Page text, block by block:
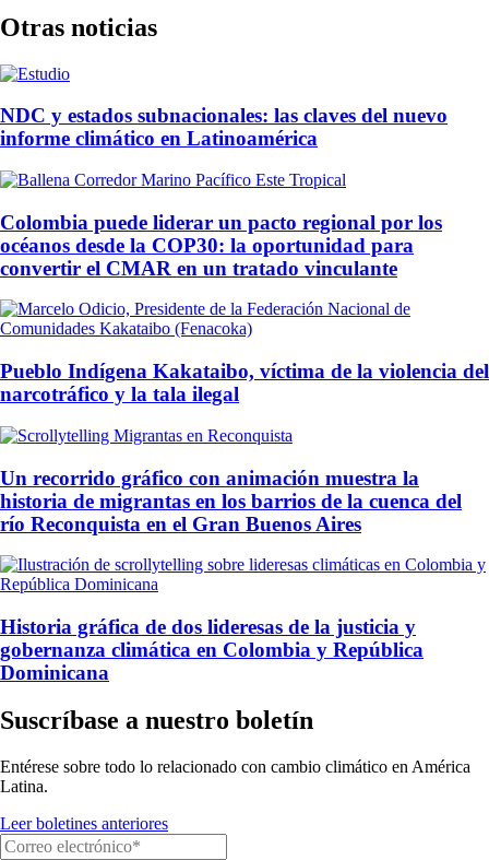
Otras noticias
NDC y estados subnacionales: las claves del nuevo
informe climático en Latinoamérica
Colombia puede liderar un pacto regional por los
océanos desde la COP30: la oportunidad para
convertir el CMAR en un tratado vinculante
Pueblo Indígena Kakataibo, víctima de la violencia del
narcotráfico y la tala ilegal
Un recorrido gráfico con animación muestra la
historia de migrantas en los barrios de la cuenca del
río Reconquista en el Gran Buenos Aires
Historia gráfica de dos lideresas de la justicia y
gobernanza climática en Colombia y República
Dominicana
Suscríbase a nuestro boletín
Entérese sobre todo lo relacionado con cambio climático en América
Latina.
Leer boletines anteriores